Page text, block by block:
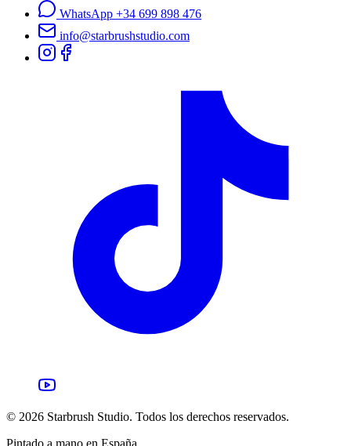
WhatsApp +34 699 898 476
info@starbrushstudio.com
© 2026 Starbrush Studio. Todos los derechos reservados.
Pintado a mano en España